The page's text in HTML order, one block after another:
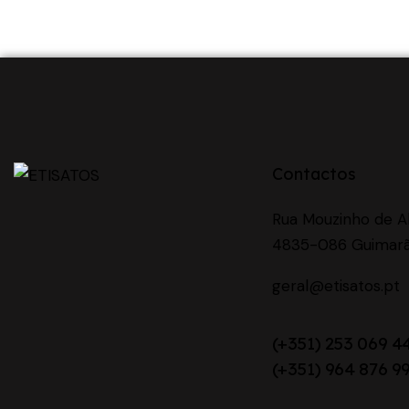
Contactos
Rua Mouzinho de
4835-086
geral@etisatos.pt
(+351) 253 069
(+351) 964 876